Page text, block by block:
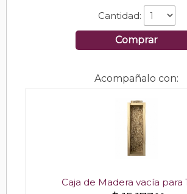
Cantidad:
Comprar
Acompañalo con:
Caja de Madera vacía para